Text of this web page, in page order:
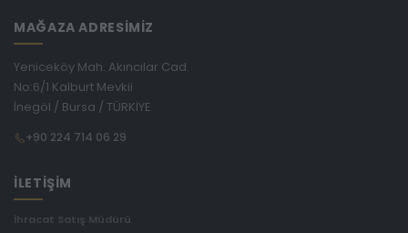
MAĞAZA ADRESİMİZ
Yeniceköy Mah. Akıncılar Cad.
No:6/1 Kalburt Mevkii
İnegöl / Bursa / TÜRKİYE
+90 224 714 06 29
İLETİŞİM
İhracat Satış Müdürü